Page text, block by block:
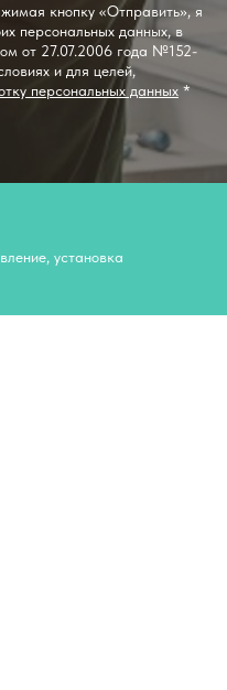
кнопку «Отправить», я
персональных данных, в
от 27.07.2006 года №152-
и для целей,
персональных данных *
установка